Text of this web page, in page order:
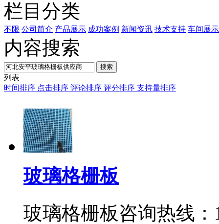
栏目分类
不限 公司简介 产品展示 成功案例 新闻资讯 技术支持 车间展示
内容搜索
搜索
列表
时间排序 点击排序 评论排序 评分排序 支持量排序
玻璃格栅板
玻璃格栅板咨询热线：